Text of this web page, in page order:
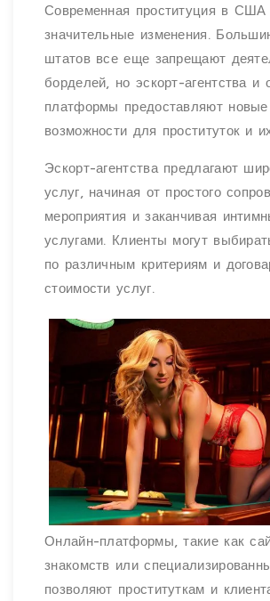
Современная проституция в США
значительные изменения.
штатов все еще запрещают
борделей, но эскорт-агентства и
платформы предоставляют новые
возможности для проституток и
Эскорт-агентства предлагают
услуг, начиная от простого
мероприятия и заканчивая
услугами. Клиенты могут
по различным критериям и
стоимости услуг.
Онлайн-платформы, такие как
знакомств или
позволяют проституткам и